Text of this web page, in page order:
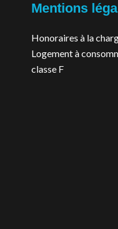
Mentions
Honoraires à la
Logement à
classe F